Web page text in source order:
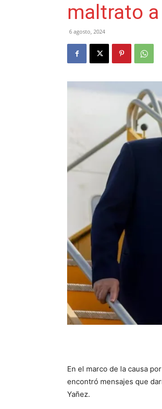
maltrato
6 agosto, 2024
En el marco de la causa
encontró mensajes que
Yañez.